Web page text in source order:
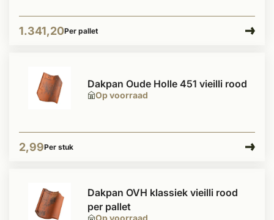
1.341,20Per pallet
Op voorraad
Dakpan Oude Holle 451 vieilli rood
2,99Per stuk
Op voorraad
Dakpan OVH klassiek vieilli rood
per pallet